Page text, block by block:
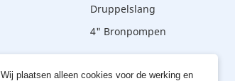
Druppelslang
4" Bronpompen
Wij plaatsen alleen cookies voor de werking en